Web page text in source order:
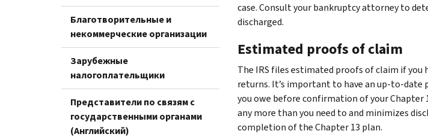
Благотворительные и
некоммерческие организации
Зарубежные
налогоплательщики
Представители по связям с
государственными органами
(Английский)
case. Consult your bankruptcy attorney to
discharged.
Estimated proofs of claim
The IRS files estimated proofs of claim if you
returns. It’s important to have an up-to-date
you owe before confirmation of your Chapter
any more than you need to and minimizes
completion of the Chapter 13 plan.